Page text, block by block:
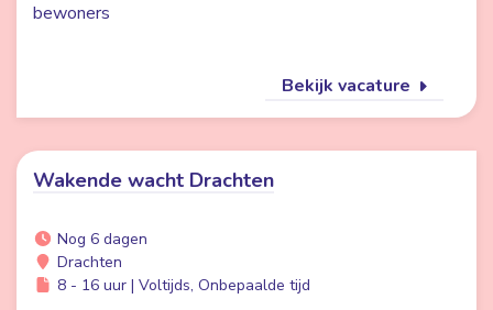
bewoners
Bekijk vacature
Wakende wacht Drachten
Nog 6 dagen
Drachten
8 - 16 uur | Voltijds, Onbepaalde tijd